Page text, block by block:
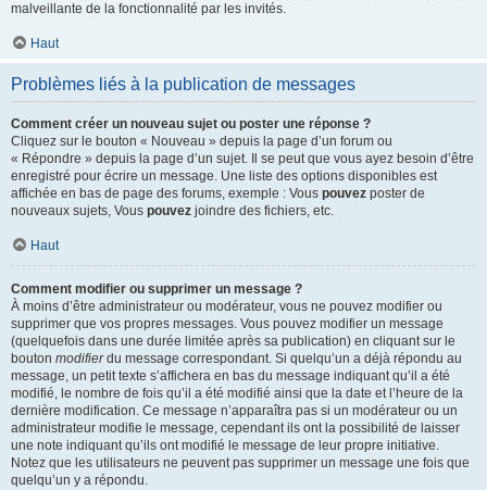
malveillante de la fonctionnalité par les invités.
Haut
Problèmes liés à la publication de messages
Comment créer un nouveau sujet ou poster une réponse ?
Cliquez sur le bouton « Nouveau » depuis la page d’un forum ou
« Répondre » depuis la page d’un sujet. Il se peut que vous ayez besoin d’être
enregistré pour écrire un message. Une liste des options disponibles est
affichée en bas de page des forums, exemple : Vous pouvez poster de
nouveaux sujets, Vous pouvez joindre des fichiers, etc.
Haut
Comment modifier ou supprimer un message ?
À moins d’être administrateur ou modérateur, vous ne pouvez modifier ou
supprimer que vos propres messages. Vous pouvez modifier un message
(quelquefois dans une durée limitée après sa publication) en cliquant sur le
bouton modifierdu message correspondant. Si quelqu’un a déjà répondu au
message, un petit texte s’affichera en bas du message indiquant qu’il a été
modifié, le nombre de fois qu’il a été modifié ainsi que la date et l’heure de la
dernière modification. Ce message n’apparaîtra pas si un modérateur ou un
administrateur modifie le message, cependant ils ont la possibilité de laisser
une note indiquant qu’ils ont modifié le message de leur propre initiative.
Notez que les utilisateurs ne peuvent pas supprimer un message une fois que
quelqu’un y a répondu.